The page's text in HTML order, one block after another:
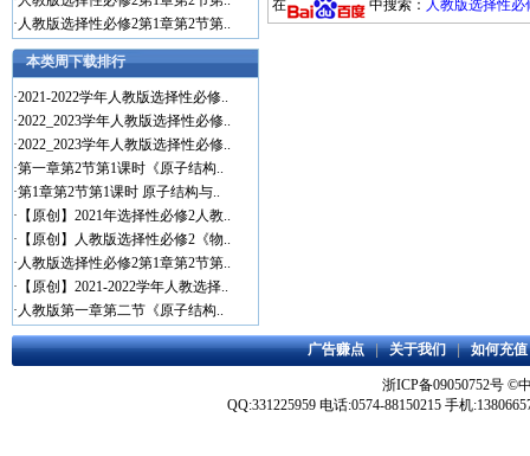
· 人教版选择性必修2第1章第2节第..
本类周下载排行
·2021-2022学年人教版选择性必修..
·2022_2023学年人教版选择性必修..
·2022_2023学年人教版选择性必修..
·第一章第2节第1课时《原子结构..
·第1章第2节第1课时 原子结构与..
· 【原创】2021年选择性必修2人教..
· 【原创】人教版选择性必修2《物..
· 人教版选择性必修2第1章第2节第..
· 【原创】2021-2022学年人教选择..
· 人教版第一章第二节《原子结构..
在
中搜索： 人教版选择性
广告赚点|关于我们|如何充值
浙ICP备09050752号 ©
QQ:331225959 电话:0574-88150215 手机